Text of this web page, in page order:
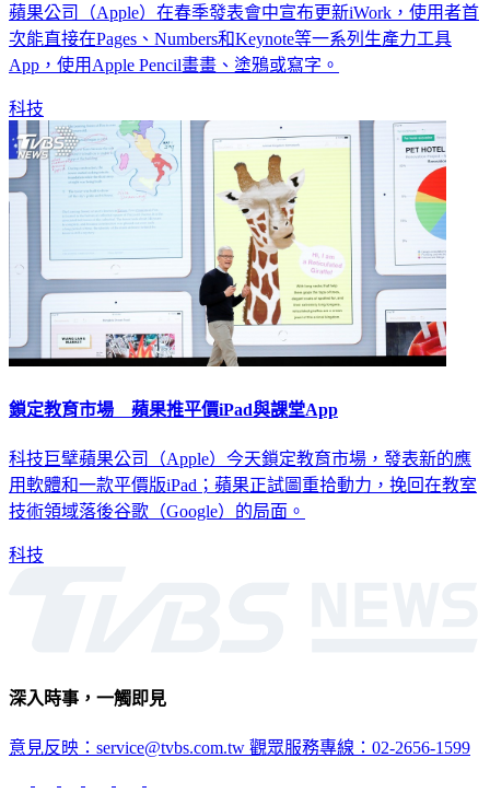
蘋果公司（Apple）在春季發表會中宣布更新iWork，使用者首
次能直接在Pages、Numbers和Keynote等一系列生產力工具
App，使用Apple Pencil畫畫、塗鴉或寫字。
科技
鎖定教育市場 蘋果推平價iPad與課堂App
科技巨擘蘋果公司（Apple）今天鎖定教育市場，發表新的應
用軟體和一款平價版iPad；蘋果正試圖重拾動力，挽回在教室
技術領域落後谷歌（Google）的局面。
科技
深入時事，一觸即見
意見反映：service@tvbs.com.tw 觀眾服務專線：02-2656-1599